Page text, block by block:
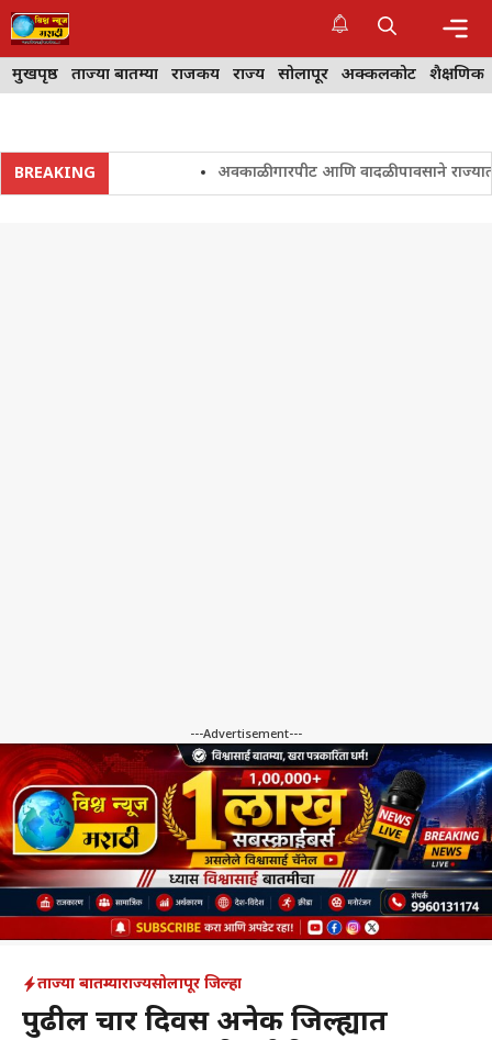
Skip
to
content
मुखपृष्ठ ताज्या बातम्या राजकीय राज्य सोलापूर अक्कलकोट शैक्षणिक
BREAKING अवकाळी गारपीट आणि वादळी पावसाने राज्यातील
---Advertisement---
ताज्या बातम्याराज्यसोलापूर जिल्हा
पुढील चार दिवस अनेक जिल्ह्यात